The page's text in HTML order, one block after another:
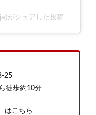
がシェアした投稿
25
徒歩約10分
はこちら